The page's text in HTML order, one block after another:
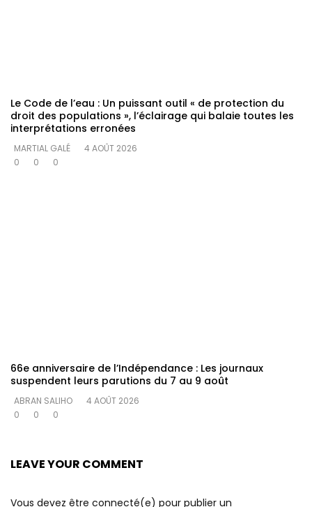
Le Code de l’eau : Un puissant outil « de protection du
droit des populations », l’éclairage qui balaie toutes les
interprétations erronées
MARTIAL GALÉ
4 AOÛT 2026
0
0 0
66e anniversaire de l’Indépendance : Les journaux
suspendent leurs parutions du 7 au 9 août
ABRAN SALIHO
4 AOÛT 2026
0
0 0
LEAVE YOUR COMMENT
Vous devez être connecté(e) pour publier un